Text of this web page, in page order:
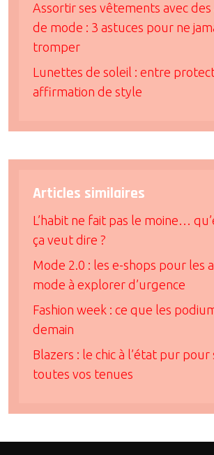
Assortir ses vêtements avec des
de mode : 3 astuces pour ne
tromper
Lunettes de soleil : entre
affirmation de style
Articles similaires
L’habit ne fait pas le moine…
ça veut dire ?
Mode 2.0 : les e-shops pour les
mode à explorer d’urgence
Fashion week : ce que les
demain
Blazers : le chic à l’état pur
toutes vos tenues